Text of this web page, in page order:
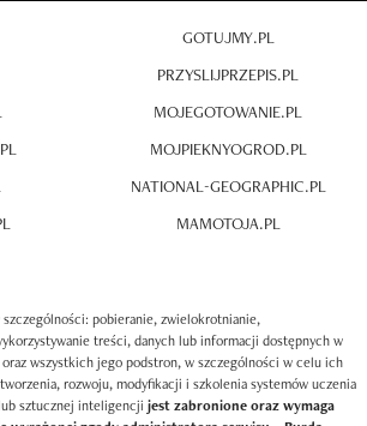
GOTUJMY.PL
PRZYSLIJPRZEPIS.PL
MOJEGOTOWANIE.PL
MOJPIEKNYOGROD.PL
NATIONAL-GEOGRAPHIC.PL
MAMOTOJA.PL
pobieranie, zwielokrotnianie,
treści, danych lub informacji dostępnych w
wszystkich jego podstron, w szczególności w celu ich
rozwoju, modyfikacji i szkolenia systemów uczenia
sztucznej inteligencji jest zabronione oraz wymaga